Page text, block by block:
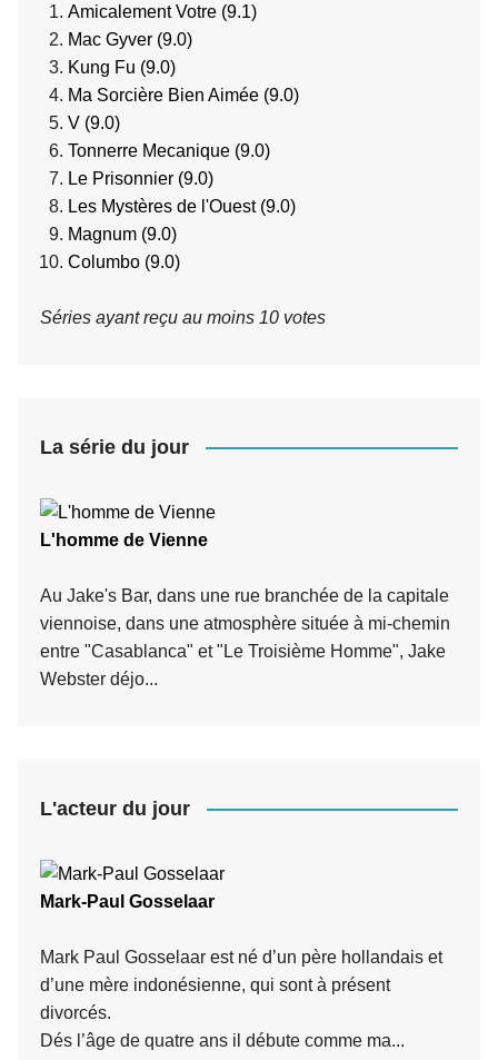
Amicalement Votre (9.1)
Mac Gyver (9.0)
Kung Fu (9.0)
Ma Sorcière Bien Aimée (9.0)
V (9.0)
Tonnerre Mecanique (9.0)
Le Prisonnier (9.0)
Les Mystères de l'Ouest (9.0)
Magnum (9.0)
Columbo (9.0)
Séries ayant reçu au moins 10 votes
La série du jour
L'homme de Vienne
Au Jake's Bar, dans une rue branchée de la capitale
viennoise, dans une atmosphère située à mi-chemin
entre "Casablanca" et "Le Troisième Homme", Jake
Webster déjo...
L'acteur du jour
Mark-Paul Gosselaar
Mark Paul Gosselaar est né d’un père hollandais et
d’une mère indonésienne, qui sont à présent
divorcés.
Dés l’âge de quatre ans il débute comme ma...